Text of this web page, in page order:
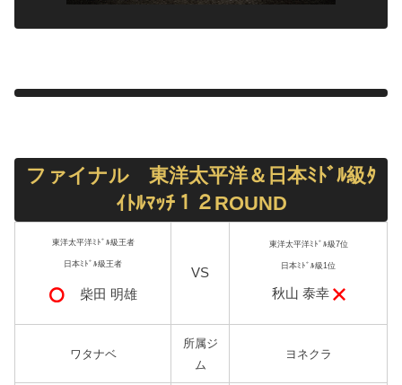
ファイナル 東洋太平洋＆日本ﾐﾄﾞﾙ級ﾀ
ｲﾄﾙﾏｯﾁ１２ROUND
東洋太平洋ﾐﾄﾞﾙ級王者
日本ﾐﾄﾞﾙ級王者
柴田 明雄
VS
東洋太平洋ﾐﾄﾞﾙ級7位
日本ﾐﾄﾞﾙ級1位
秋山 泰幸
ワタナベ
所属ジ
ム
ヨネクラ